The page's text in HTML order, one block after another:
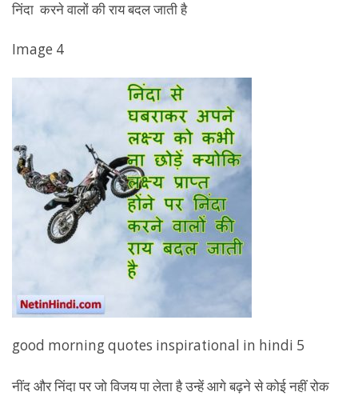
निंदा करने वालों की राय बदल जाती है
Image 4
good morning quotes inspirational in hindi 5
नींद और निंदा पर जो विजय पा लेता है उन्हें आगे बढ़ने से कोई नहीं रोक